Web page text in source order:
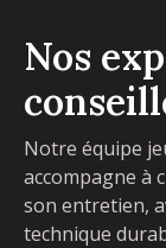
Nos
Notre équipe
accompagne à
son entretien,
technique